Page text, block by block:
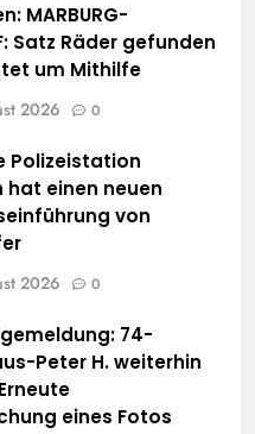
MARBURG-
Satz Räder gefunden
um Mithilfe
2026 0
Polizeistation
hat einen neuen
von
2026 0
74-
Peter H. weiterhin
eines Fotos